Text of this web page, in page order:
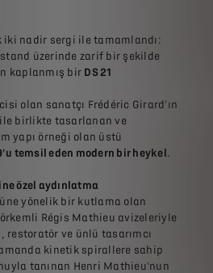
nadir sergi ile tamamlandı:
üzerinde zarif bir şekilde
kaplanmış bir DS 21
olan sanatçı Frédéric Girard'ın
ile birlikte tasarlanan ve
yapı örneği olan üstü
temsil eden modern bir heykel .
özel aydınlatma
yönelik bir kutlama olan
Régis Mathieu avizeleriyle
restoratör ve ünlü tasarımcı
kinetik spirallere sahip
tanınan Henri Mathieu'nun